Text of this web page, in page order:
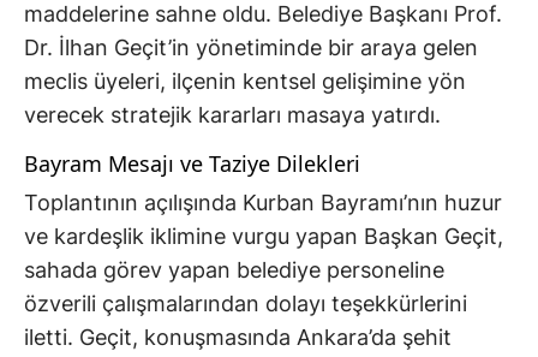
maddelerine sahne oldu. Belediye Başkanı Prof.
Dr. İlhan Geçit’in yönetiminde bir araya gelen
meclis üyeleri, ilçenin kentsel gelişimine yön
verecek stratejik kararları masaya yatırdı.
Bayram Mesajı ve Taziye Dilekleri
Toplantının açılışında Kurban Bayramı’nın huzur
ve kardeşlik iklimine vurgu yapan Başkan Geçit,
sahada görev yapan belediye personeline
özverili çalışmalarından dolayı teşekkürlerini
iletti. Geçit, konuşmasında Ankara’da şehit